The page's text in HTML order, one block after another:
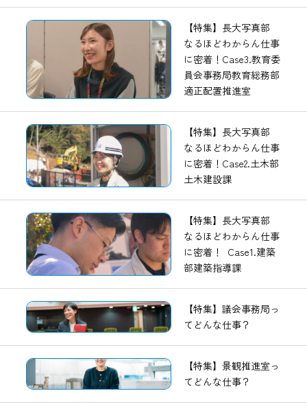
【特集】長大写真部
なるほどわからん仕事
に密着！Case3.教育委
員会事務局教育総務部
適正配置推進室
【特集】長大写真部
なるほどわからん仕事
に密着！Case2.土木部
土木建設課
【特集】長大写真部
なるほどわからん仕事
に密着！ Case1.建築
部建築指導課
【特集】議会事務局っ
てどんな仕事？
【特集】景観推進室っ
てどんな仕事？